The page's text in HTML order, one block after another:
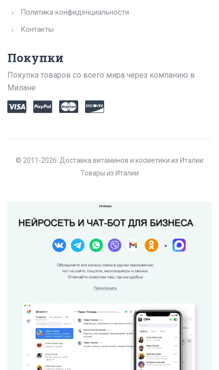
Политика конфиденциальности
Контакты
Покупки
Покупка товаров со всего мира через компанию в
Милане
© 2011-2026. Доставка витаминов и косметики из Италии
Товары из Италии